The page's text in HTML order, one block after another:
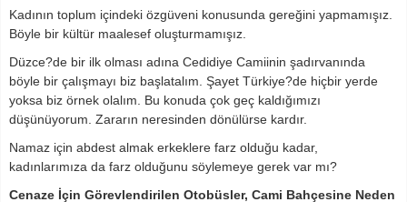
Kadının toplum içindeki özgüveni konusunda gereğini yapmamışız.
Böyle bir kültür maalesef oluşturmamışız.
Düzce?de bir ilk olması adına Cedidiye Camiinin şadırvanında
böyle bir çalışmayı biz başlatalım. Şayet Türkiye?de hiçbir yerde
yoksa biz örnek olalım. Bu konuda çok geç kaldığımızı
düşünüyorum. Zararın neresinden dönülürse kardır.
Namaz için abdest almak erkeklere farz olduğu kadar,
kadınlarımıza da farz olduğunu söylemeye gerek var mı?
Cenaze İçin Görevlendirilen Otobüsler, Cami Bahçesine Neden